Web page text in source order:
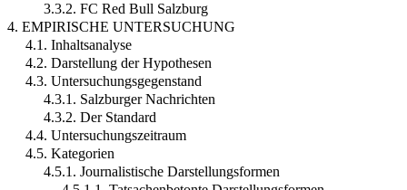
3.3.2. FC Red Bull Salzburg
4. EMPIRISCHE UNTERSUCHUNG
4.1. Inhaltsanalyse
4.2. Darstellung der Hypothesen
4.3. Untersuchungsgegenstand
4.3.1. Salzburger Nachrichten
4.3.2. Der Standard
4.4. Untersuchungszeitraum
4.5. Kategorien
4.5.1. Journalistische Darstellungsformen